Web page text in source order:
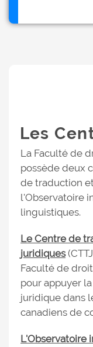
Les
La Faculté de
possède deux
de traduction
l'Observatoire
linguistiques.
Le Centre de
juridiques
Faculté de
pour appuyer
juridique dans
canadiens de
L'Observatoire